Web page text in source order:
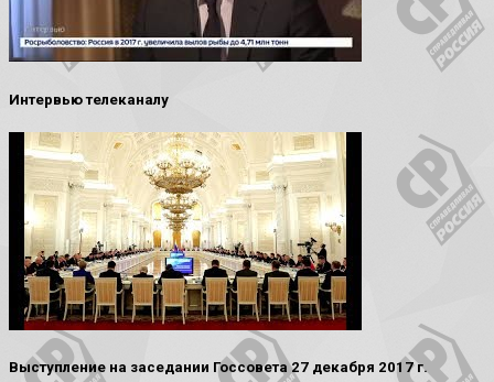
Интервью телеканалу
Выступление на заседании Госсовета 27 декабря 2017 г.